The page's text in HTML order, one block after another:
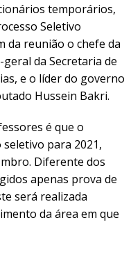
temporários,
Seletivo
da reunião o chefe da
da Secretaria de
e o líder do governo
Hussein Bakri.
é que o
para 2021,
Diferente dos
apenas prova de
será realizada
da área em que